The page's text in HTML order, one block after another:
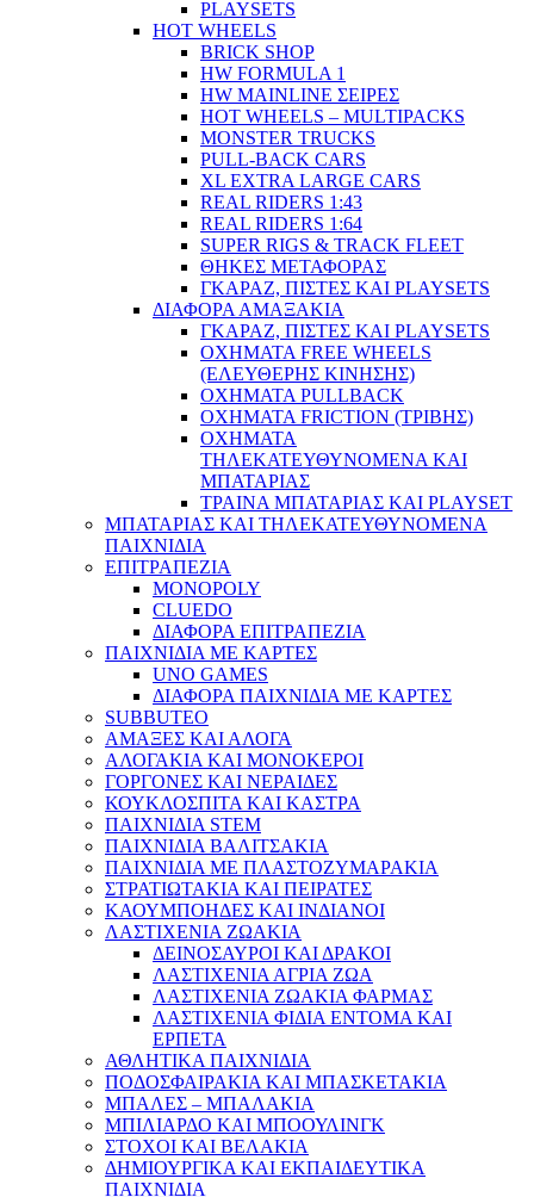
PLAYSETS
HOT WHEELS
BRICK SHOP
HW FORMULA 1
HW MAINLINE ΣΕΙΡΕΣ
HOT WHEELS – MULTIPACKS
MONSTER TRUCKS
PULL-BACK CARS
XL EXTRA LARGE CARS
REAL RIDERS 1:43
REAL RIDERS 1:64
SUPER RIGS & TRACK FLEET
ΘΗΚΕΣ ΜΕΤΑΦΟΡΑΣ
ΓΚΑΡΑΖ, ΠΙΣΤΕΣ ΚΑΙ PLAYSETS
ΔΙΑΦΟΡΑ ΑΜΑΞΑΚΙΑ
ΓΚΑΡΑΖ, ΠΙΣΤΕΣ ΚΑΙ PLAYSETS
ΟΧΗΜΑΤΑ FREE WHEELS
(ΕΛΕΥΘΕΡΗΣ ΚΙΝΗΣΗΣ)
ΟΧΗΜΑΤΑ PULLBACK
ΟΧΗΜΑΤΑ FRICTION (ΤΡΙΒΗΣ)
ΟΧΗΜΑΤΑ
ΤΗΛΕΚΑΤΕΥΘΥΝΟΜΕΝΑ ΚΑΙ
ΜΠΑΤΑΡΙΑΣ
ΤΡΑΙΝΑ ΜΠΑΤΑΡΙΑΣ ΚΑΙ PLAYSET
ΜΠΑΤΑΡΙΑΣ ΚΑΙ ΤΗΛΕΚΑΤΕΥΘΥΝΟΜΕΝΑ
ΠΑΙΧΝΙΔΙΑ
ΕΠΙΤΡΑΠΕΖΙΑ
MONOPOLY
CLUEDO
ΔΙΑΦΟΡΑ ΕΠΙΤΡΑΠΕΖΙΑ
ΠΑΙΧΝΙΔΙΑ ΜΕ ΚΑΡΤΕΣ
UNO GAMES
ΔΙΑΦΟΡΑ ΠΑΙΧΝΙΔΙΑ ΜΕ ΚΑΡΤΕΣ
SUBBUTEO
ΑΜΑΞΕΣ ΚΑΙ ΑΛΟΓΑ
ΑΛΟΓΑΚΙΑ ΚΑΙ ΜΟΝΟΚΕΡΟΙ
ΓΟΡΓΟΝΕΣ ΚΑΙ ΝΕΡΑΙΔΕΣ
ΚΟΥΚΛΟΣΠΙΤΑ ΚΑΙ ΚΑΣΤΡΑ
ΠΑΙΧΝΙΔΙΑ STEM
ΠΑΙΧΝΙΔΙΑ ΒΑΛΙΤΣΑΚΙΑ
ΠΑΙΧΝΙΔΙΑ ΜΕ ΠΛΑΣΤΟΖΥΜΑΡΑΚΙΑ
ΣΤΡΑΤΙΩΤΑΚΙΑ ΚΑΙ ΠΕΙΡΑΤΕΣ
ΚΑΟΥΜΠΟΗΔΕΣ ΚΑΙ ΙΝΔΙΑΝΟΙ
ΛΑΣΤΙΧΕΝΙΑ ΖΩΑΚΙΑ
ΔΕΙΝΟΣΑΥΡΟΙ ΚΑΙ ΔΡΑΚΟΙ
ΛΑΣΤΙΧΕΝΙΑ ΑΓΡΙΑ ΖΩΑ
ΛΑΣΤΙΧΕΝΙΑ ΖΩΑΚΙΑ ΦΑΡΜΑΣ
ΛΑΣΤΙΧΕΝΙΑ ΦΙΔΙΑ ΕΝΤΟΜΑ ΚΑΙ
ΕΡΠΕΤΑ
ΑΘΛΗΤΙΚΑ ΠΑΙΧΝΙΔΙΑ
ΠΟΔΟΣΦΑΙΡΑΚΙΑ ΚΑΙ ΜΠΑΣΚΕΤΑΚΙΑ
ΜΠΑΛΕΣ – ΜΠΑΛΑΚΙΑ
ΜΠΙΛΙΑΡΔΟ ΚΑΙ ΜΠΟΟΥΛΙΝΓΚ
ΣΤΟΧΟΙ ΚΑΙ ΒΕΛΑΚΙΑ
ΔΗΜΙΟΥΡΓΙΚΑ ΚΑΙ ΕΚΠΑΙΔΕΥΤΙΚΑ
ΠΑΙΧΝΙΔΙΑ